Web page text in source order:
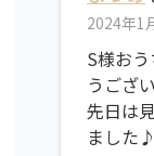
2024年1
S様お
うござ
先日は
ました♪